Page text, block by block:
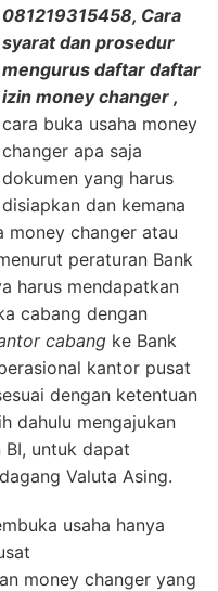
081219315458, Cara
syarat dan prosedur
mengurus daftar daftar
izin money changer ,
cara buka usaha money
changer apa saja
dokumen yang harus
disiapkan dan kemana
money changer atau
peraturan Bank
harus mendapatkan
cabang dengan
cabang ke Bank
kantor pusat
dengan ketentuan
dahulu mengajukan
untuk dapat
Valuta Asing.
usaha hanya
money changer yang